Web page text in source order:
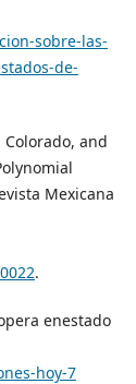
sobre-las-
de-
Colorado, and
Mexicana
.
enestado
hoy-7